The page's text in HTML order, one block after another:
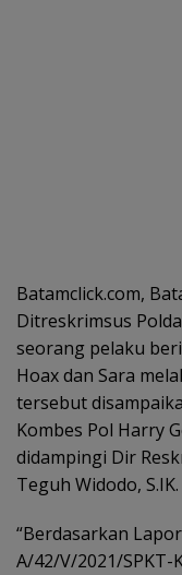
Batamclick.com,
Ditreskrimsus
seorang pelaku
Hoax dan Sara
tersebut
Kombes Pol Harry
didampingi Dir
Teguh Widodo,
“Berdasarkan
A/42/V/2021/SPKT-